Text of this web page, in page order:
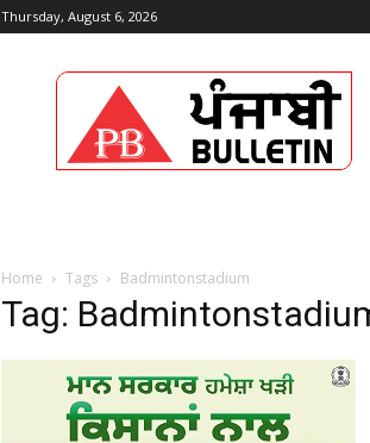
Thursday, August 6, 2026
Punjabi
Bulletin
Home Tags Badmintonstadium
Tag: